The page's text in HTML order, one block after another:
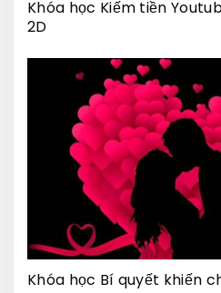
Khóa học Kiếm tiền
2D
Khóa học Bí quyết khiến